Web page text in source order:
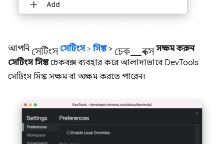
আপনি সেটিংস সেটিংস>সিঙ্ক> চেক_বক্স সক্ষম করুন
সেটিংস সিঙ্কচেকবক্স ব্যবহার করে আলাদাভাবে DevTools
সেটিংস সিঙ্ক সক্ষম বা অক্ষম করতে পারেন।